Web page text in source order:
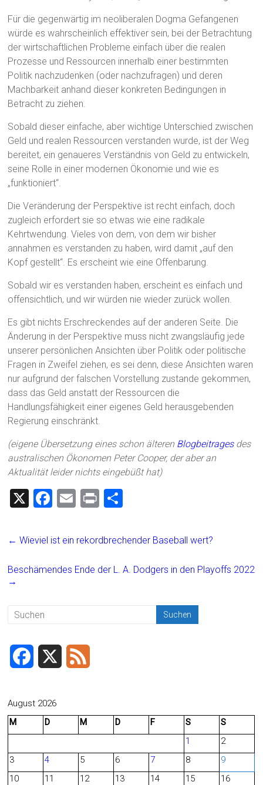
Für die gegenwärtig im neoliberalen Dogma Gefangenen
würde es wahrscheinlich effektiver sein, bei der Betrachtung
der wirtschaftlichen Probleme einfach über die realen
Prozesse und Ressourcen innerhalb einer bestimmten
Politik nachzudenken (oder nachzufragen) und deren
Machbarkeit anhand dieser konkreten Bedingungen in
Betracht zu ziehen.
Sobald dieser einfache, aber wichtige Unterschied zwischen
Geld und realen Ressourcen verstanden wurde, ist der Weg
bereitet, ein genaueres Verständnis von Geld zu entwickeln,
seine Rolle in einer modernen Ökonomie und wie es
„funktioniert“.
Die Veränderung der Perspektive ist recht einfach, doch
zugleich erfordert sie so etwas wie eine radikale
Kehrtwendung. Vieles von dem, von dem wir bisher
annahmen es verstanden zu haben, wird damit „auf den
Kopf gestellt“. Es erscheint wie eine Offenbarung.
Sobald wir es verstanden haben, erscheint es einfach und
offensichtlich, und wir würden nie wieder zurück wollen.
Es gibt nichts Erschreckendes auf der anderen Seite. Die
Änderung in der Perspektive muss nicht zwangsläufig jede
unserer persönlichen Ansichten über Politik oder politische
Fragen in Zweifel ziehen, es sei denn, diese Ansichten waren
nur aufgrund der falschen Vorstellung zustande gekommen,
dass das Geld anstatt der Ressourcen die
Handlungsfähigkeit einer eigenes Geld herausgebenden
Regierung einschränkt.
(eigene Übersetzung eines schon älteren Blogbeitragesdes
australischen Ökonomen Peter Cooper, der aber an
Aktualität leider nichts eingebüßt hat)
X
F
ce
o
E
ai
Pr
t
e
← Wieviel ist ein rekordbrechender Baseball wert?
Beschämendes Ende der L. A. Dodgers in den Playoffs 2022
→
c
b
o
August 2026
M
D M D F S
S
1
2
3
4 5 6 7 8
9
10
11 12 13 14 15
16